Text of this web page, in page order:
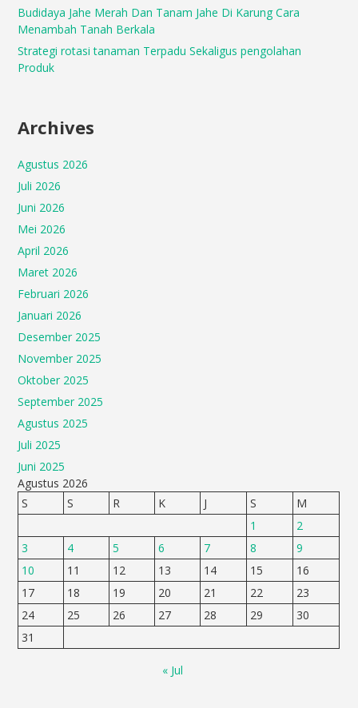
Budidaya Jahe Merah Dan Tanam Jahe Di Karung Cara
Menambah Tanah Berkala
Strategi rotasi tanaman Terpadu Sekaligus pengolahan
Produk
Archives
Agustus 2026
Juli 2026
Juni 2026
Mei 2026
April 2026
Maret 2026
Februari 2026
Januari 2026
Desember 2025
November 2025
Oktober 2025
September 2025
Agustus 2025
Juli 2025
Juni 2025
Agustus 2026
S
S R K J S
M
1
2
3
4 5 6 7 8
9
10
11 12 13 14 15
16
17
18 19 20 21 22
23
24
25 26 27 28 29
30
31
« Jul